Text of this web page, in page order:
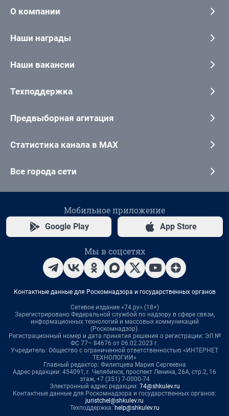
О компании
Наши награды
Наши вакансии
Техподдержка
Предвыборная агитация
Статистика канала в MAX
Все города сети
Мобильное приложение
Google Play App Store
Мы в соцсетях
Контактные данные для Роскомнадзора и государственных органов
Сетевое издание «74.ру» (18+)
Зарегистрировано Федеральной службой по надзору в сфере связи,
информационных технологий и массовых коммуникаций
(Роскомнадзор).
Регистрационный номер и дата принятия решения о регистрации: ЭЛ №
ФС 77– 84676 от 06.02.2023 г.
Учредитель: Общество с ограниченной ответственностью «ИНТЕРНЕТ
ТЕХНОЛОГИИ»
Главный редактор: Филипцева Мария Сергеевна
Адрес редакции: 454091, г. Челябинск, проспект Ленина, 26А, стр.2, 16
этаж, +7 (351) 7-0000-74
Электронный адрес редакции: 74@shkulev.ru
Контактные данные для Роскомнадзора и государственных органов:
juristchel@shkulev.ru
Техподдержка: help@shkulev.ru